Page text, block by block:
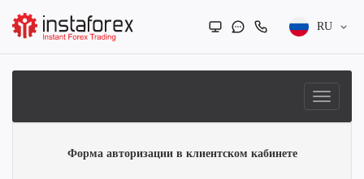
RU
Форма авторизации в клиентском кабинете